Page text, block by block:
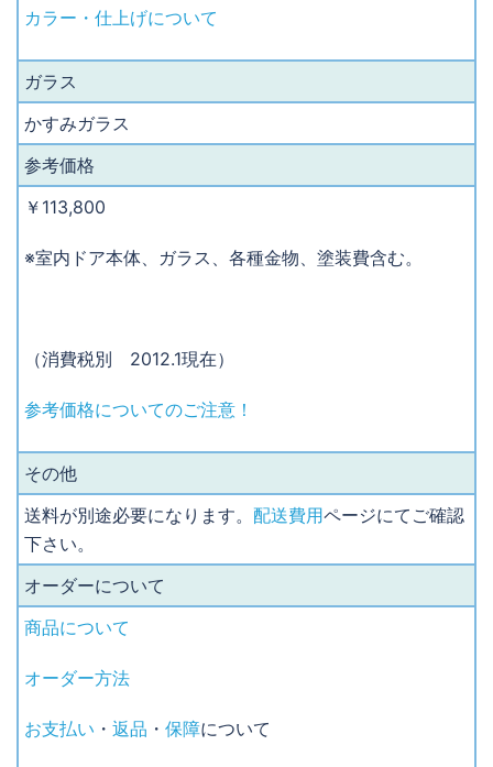
カラー・仕上げについて
ガラス
かすみガラス
参考価格
￥113,800
※室内ドア本体、ガラス、各種金物、塗装費含む。
（消費税別 2012.1現在）
参考価格についてのご注意！
その他
送料が別途必要になります。 配送費用ページにてご確認
下さい。
オーダーについて
商品について
オーダー方法
お支払い ・ 返品 ・ 保障について